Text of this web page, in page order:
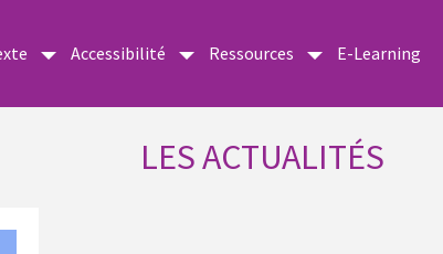
Accessibilité Ressources E-Learning
LES ACTUALITÉS